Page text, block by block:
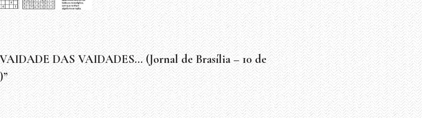
DAS VAIDADES… (Jornal de Brasília – 10 de